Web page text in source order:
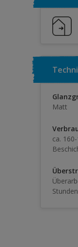
Matt
ca.
Stunden